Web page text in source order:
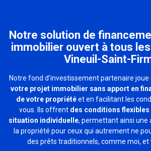
Notre solution de
immobilier ouvert à tous
Vineuil-Saint-
Notre fond d’investissement partenaire joue
votre projet immobilier sans apport en
de votre propriétéet en facilitant les
vous. Ils offrent des conditions flexibles
situation individuelle, permettant ainsi une
la propriété pour ceux qui autrement ne
des prêts traditionnels, comme moi, et